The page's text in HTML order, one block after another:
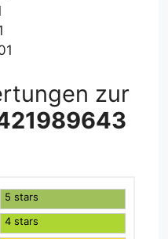
zur
5 stars
4 stars